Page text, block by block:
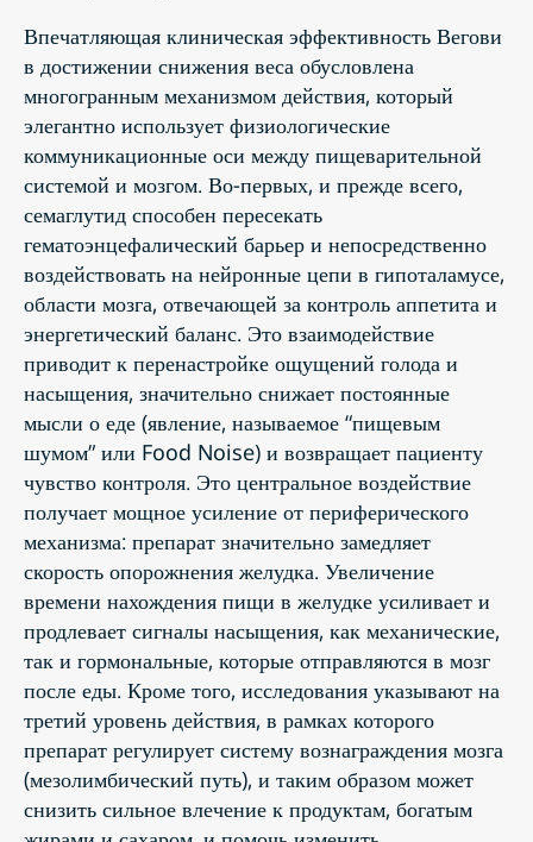
Впечатляющая клиническая эффективность Вегови
в достижении снижения веса обусловлена
многогранным механизмом действия, который
элегантно использует физиологические
коммуникационные оси между пищеварительной
системой и мозгом. Во-первых, и прежде всего,
семаглутид способен пересекать
гематоэнцефалический барьер и непосредственно
воздействовать на нейронные цепи в гипоталамусе,
области мозга, отвечающей за контроль аппетита и
энергетический баланс. Это взаимодействие
приводит к перенастройке ощущений голода и
насыщения, значительно снижает постоянные
мысли о еде (явление, называемое “пищевым
шумом” или Food Noise) и возвращает пациенту
чувство контроля. Это центральное воздействие
получает мощное усиление от периферического
механизма: препарат значительно замедляет
скорость опорожнения желудка. Увеличение
времени нахождения пищи в желудке усиливает и
продлевает сигналы насыщения, как механические,
так и гормональные, которые отправляются в мозг
после еды. Кроме того, исследования указывают на
третий уровень действия, в рамках которого
препарат регулирует систему вознаграждения мозга
(мезолимбический путь), и таким образом может
снизить сильное влечение к продуктам, богатым